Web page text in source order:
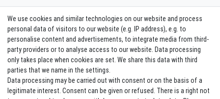
Withdraw from contract here Contact
Sign in Newsletter
Sign up to enjoy all the benefits. Plus 10 EUR voucher for the newsletter
registration, redeemable from 75 EUR value of goods!
EMAIL **
Newsletter
We use cookies and similar technologies on our website and process
personal data of visitors to our website (e.g. IP address), e.g. to
personalise content and advertisements, to integrate media from third-
party providers or to analyse access to our website. Data processing
only takes place when cookies are set. We share this data with third
parties that we name in the settings.
Data processing may be carried out with consent or on the basis of a
legitimate interest. Consent can be given or refused. There is a right not